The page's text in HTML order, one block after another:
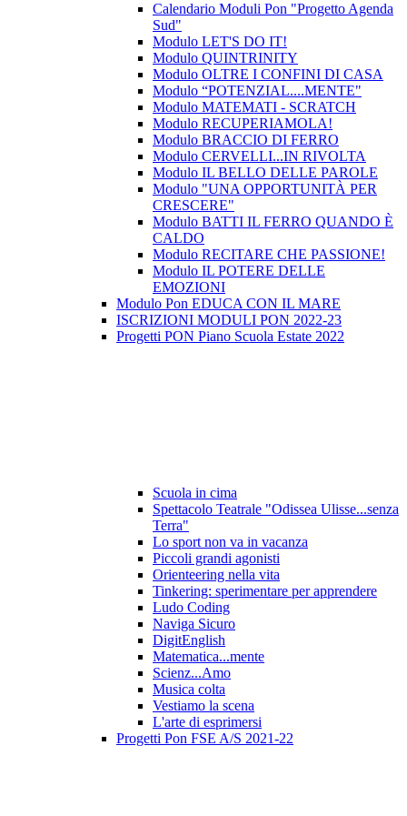
Calendario Moduli Pon "Progetto Agenda
Sud"
Modulo LET'S DO IT!
Modulo QUINTRINITY
Modulo OLTRE I CONFINI DI CASA
Modulo “POTENZIAL....MENTE"
Modulo MATEMATI - SCRATCH
Modulo RECUPERIAMOLA!
Modulo BRACCIO DI FERRO
Modulo CERVELLI...IN RIVOLTA
Modulo IL BELLO DELLE PAROLE
Modulo "UNA OPPORTUNITÀ PER
CRESCERE"
Modulo BATTI IL FERRO QUANDO È
CALDO
Modulo RECITARE CHE PASSIONE!
Modulo IL POTERE DELLE
EMOZIONI
Modulo Pon EDUCA CON IL MARE
ISCRIZIONI MODULI PON 2022-23
Progetti PON Piano Scuola Estate 2022
Scuola in cima
Spettacolo Teatrale "Odissea Ulisse...senza
Terra"
Lo sport non va in vacanza
Piccoli grandi agonisti
Orienteering nella vita
Tinkering: sperimentare per apprendere
Ludo Coding
Naviga Sicuro
DigitEnglish
Matematica...mente
Scienz...Amo
Musica colta
Vestiamo la scena
L'arte di esprimersi
Progetti Pon FSE A/S 2021-22